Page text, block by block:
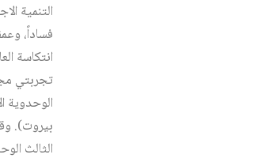
التنمية
فساداً،
تجربتي
الوحدوية
بيروت).
الثالث